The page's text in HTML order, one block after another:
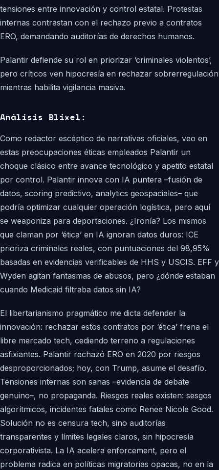
tensiones entre innovación y control estatal. Protestas
internas contrastan con el rechazo previo a contratos
ERO, demandando auditorías de derechos humanos.
Palantir defiende su rol en priorizar ‘criminales violentos’,
pero críticos ven hipocresía en rechazar sobrerregulación
mientras habilita vigilancia masiva.
Análisis Blixel:
Como redactor escéptico de narrativas oficiales, veo en
estas preocupaciones éticas empleados Palantir un
choque clásico entre avance tecnológico y apetito estatal
por control. Palantir innova con IA puntera –fusión de
datos, scoring predictivo, analytics geospaciales– que
podría optimizar cualquier operación logística, pero aquí
se weaponiza para deportaciones. ¿Ironía? Los mismos
que claman por ‘ética’ en IA ignoran datos duros: ICE
prioriza criminales reales, con puntuaciones del 98,95%
basadas en evidencias verificables de HHS y USCIS. EFF y
Wyden agitan fantasmas de abusos, pero ¿dónde estaban
cuando Medicaid filtraba datos sin IA?
El libertarianismo pragmático me dicta defender la
innovación: rechazar estos contratos por ‘ética’ frena el
libre mercado tech, cediendo terreno a regulaciones
asfixiantes. Palantir rechazó ERO en 2020 por riesgos
desproporcionados; hoy, con Trump, asume el desafío.
Tensiones internas son sanas –evidencia de debate
genuino–, no propaganda. Riesgos reales existen: sesgos
algorítmicos, incidentes fatales como Renee Nicole Good.
Solución no es censura tech, sino auditorías
transparentes y límites legales claros, sin hipocresía
corporativista. La IA acelera enforcement, pero el
problema radica en políticas migratorias opacas, no en la